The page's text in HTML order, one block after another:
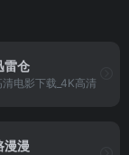
雷仓
清电影下载_4K高清
漫漫